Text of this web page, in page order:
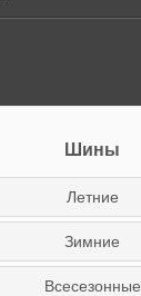
Шины
Летние
Зимние
Всесезонные